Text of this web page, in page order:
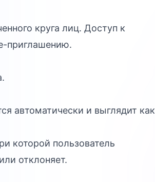
круга лиц. Доступ к
приглашению.
автоматически и выглядит как
которой пользователь
отклоняет.